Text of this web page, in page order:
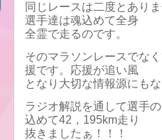
同じレースは二度とあり
選手達は魂込めて全身
全霊で走るのです。
そのマラソンレースでな
援です。応援が追い風
となり大切な情報源にも
ラジオ解説を通して選手
込めて42，195km走り
抜きましたぁ！！！